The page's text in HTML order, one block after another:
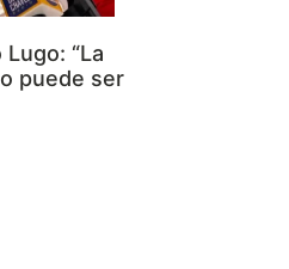
“La
puede ser